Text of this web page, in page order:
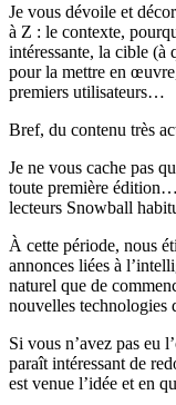
Je vous dévoile et
à Z : le contexte,
intéressante, la cible (à
pour la mettre en
premiers utilisateurs…
Bref, du contenu très
Je ne vous cache pas
toute première
lecteurs Snowball
À cette période, nous
annonces liées à
naturel que de
nouvelles technologies
Si vous n’avez pas eu
paraît intéressant de
est venue l’idée et en